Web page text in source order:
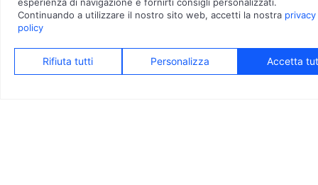
Eliminazione dei ponti termici
I ponti termici sono punti critici dell’involucro edilizio dove il
calore si disperde, riducendo l’efficienza energetica. Il nostro
compito è eliminarli attraverso l’uso di materiali isolanti e una